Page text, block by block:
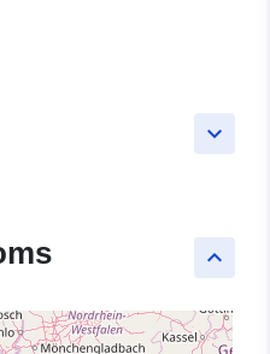
keyboard_arrow_down
keyboard_arrow_up